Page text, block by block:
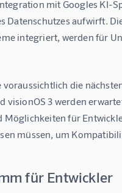
mit Googles KI-
Datenschutzes aufwirft.
integriert, werden für
die
visionOS 3 werden
Möglichkeiten für
müssen, um
für Entwickler